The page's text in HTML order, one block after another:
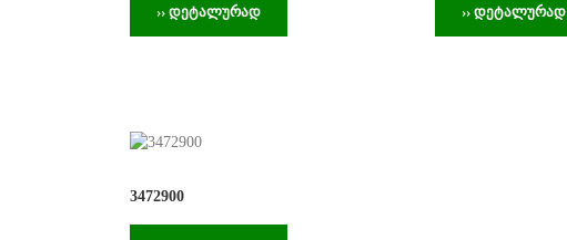
›› დეტალურად ›› დეტალურად
3472900